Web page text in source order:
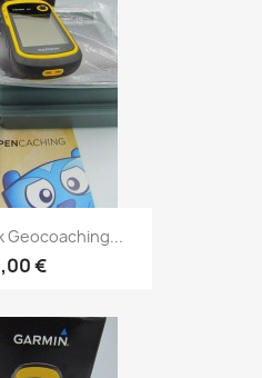
rapide
Geocoaching...
€